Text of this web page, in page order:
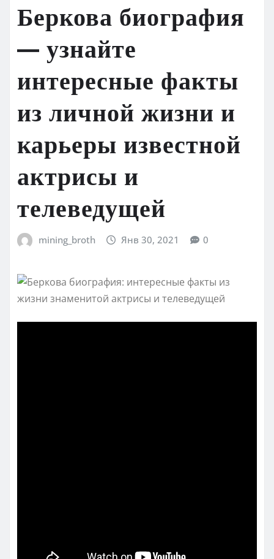
Беркова биография
— узнайте
интересные факты
из личной жизни и
карьеры известной
актрисы и
телеведущей
mining_broth Янв 30, 2021 0